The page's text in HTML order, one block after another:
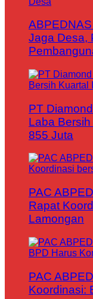
Jaga Desa,
PT
Laba
855 Juta
PAC
Rapat
Lamongan
PAC
Koordinasi: